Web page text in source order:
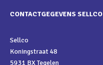
CONTACTGEGEVENS SELLCO
Sellco
Koningstraat 48
5931 BX Tegelen